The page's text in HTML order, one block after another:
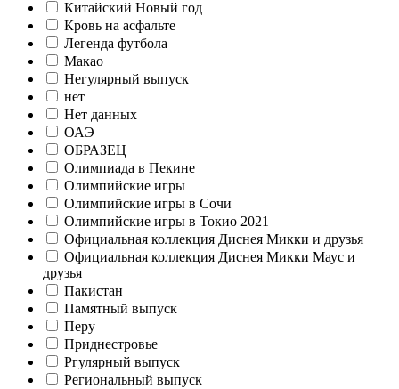
Китайский Новый год
Кровь на асфальте
Легенда футбола
Макао
Негулярный выпуск
нет
Нет данных
ОАЭ
ОБРАЗЕЦ
Олимпиада в Пекине
Олимпийские игры
Олимпийские игры в Сочи
Олимпийские игры в Токио 2021
Официальная коллекция Диснея Микки и друзья
Официальная коллекция Диснея Микки Маус и
друзья
Пакистан
Памятный выпуск
Перу
Приднестровье
Ргулярный выпуск
Региональный выпуск